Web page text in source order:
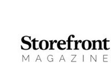
contenu